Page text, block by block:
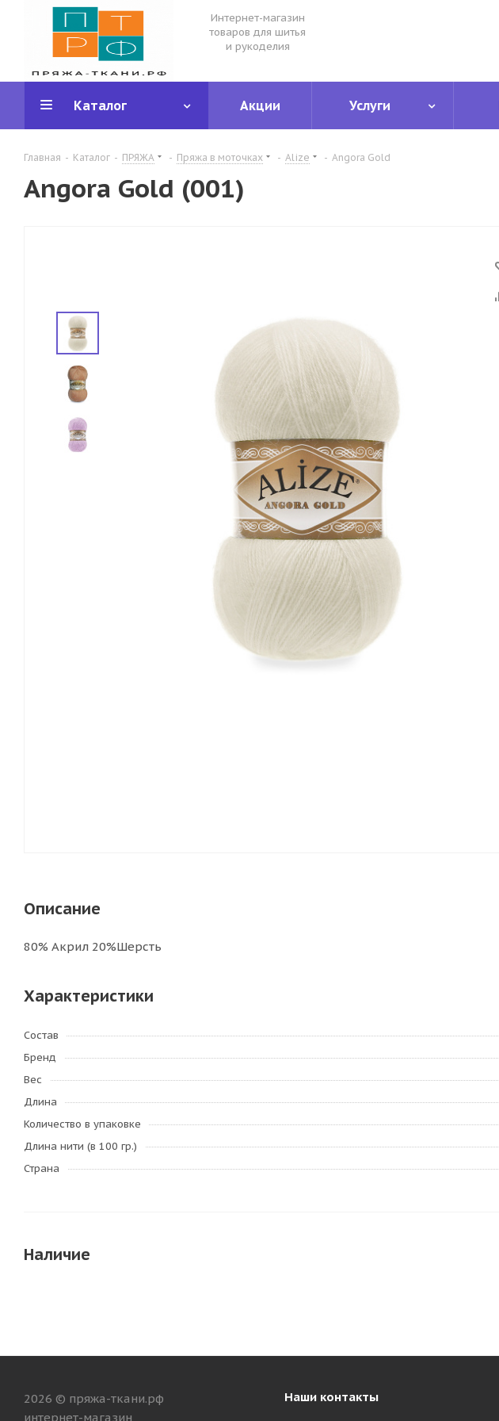
Интернет-магазин
товаров для шитья
и рукоделия
Каталог Акции Услуги
Главная - Каталог - ПРЯЖА - Пряжа в моточках - Alize - Angora Gold
Angora Gold (001)
Описание
80% Акрил 20%Шерсть
Характеристики
Состав
Бренд
Вес
Длина
Количество в упаковке
Длина нити (в 100 гр.)
Страна
Наличие
2026 © пряжа-ткани.рф
интернет-магазин
Наши контакты